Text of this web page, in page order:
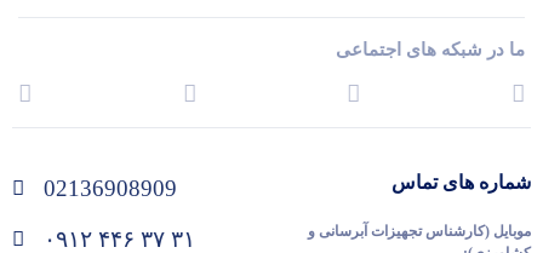
ما در شبکه های اجتماعی
شماره های تماس
موبایل (کارشناس تجهیزات آبرسانی و
02136908909
۰۹۱۲ ۴۴۶ ۳۷ ۳۱